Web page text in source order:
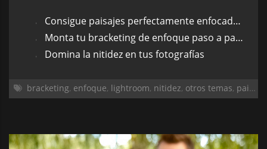
Consigue paisajes perfectamente enfocados
Monta tu bracketing de enfoque paso a paso
Domina la nitidez en tus fotografías
bracketing, enfoque, lightroom, nitidez, otros temas, paisaje